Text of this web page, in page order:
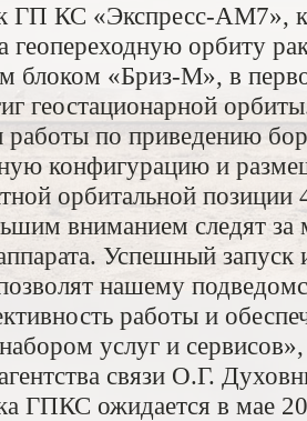
ГП КС «Экспресс-АМ7»,
геопереходную орбиту
блоком «Бриз-М», в
геостационарной
работы по приведению
конфигурацию и
орбитальной
вниманием следят за
Успешный
нашему
работы и
услуг и сервисов»,
связи О.Г.
ГПКС ожидается в мае